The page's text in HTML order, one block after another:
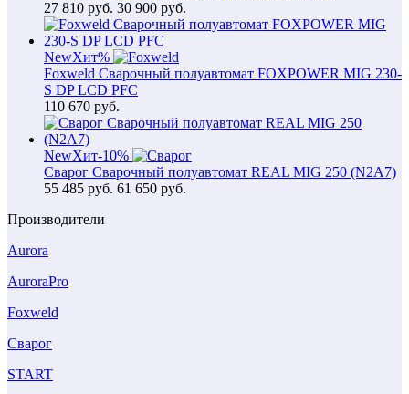
27 810 руб. 30 900 руб.
NewХит%
Foxweld Сварочный полуавтомат FOXPOWER MIG 230-
S DP LCD PFC
110 670 руб.
NewХит-10%
Сварог Сварочный полуавтомат REAL MIG 250 (N2A7)
55 485 руб. 61 650 руб.
Производители
Aurora
AuroraPro
Foxweld
Сварог
START